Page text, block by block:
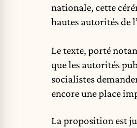
nationale, cette
hautes autorités de
Le texte, porté
que les autorités
socialistes
encore une place
La proposition est